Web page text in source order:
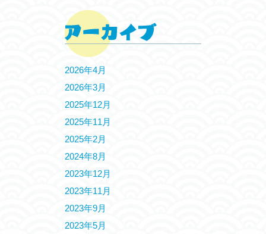
2026年4月
2026年3月
2025年12月
2025年11月
2025年2月
2024年8月
2023年12月
2023年11月
2023年9月
2023年5月